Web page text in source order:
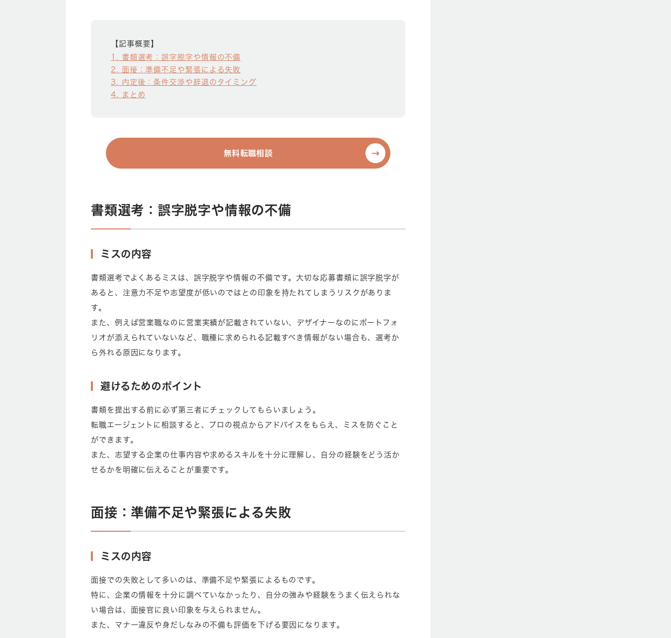
【記事概要】
書類選考：誤字脱字や情報の不備
2
面接：準備不足や緊張による失敗
3
内定後：条件交渉や辞退のタイミング
4
まとめ
無料転職相談
書類選考：誤字脱字や情報の不備
ミスの内容
書類選考でよくあるミスは、誤字脱字や情報の不備です。大切な応募書類に誤字脱字が
あると、注意力不足や志望度が低いのではとの印象を持たれてしまうリスクがありま
す。
また、例えば営業職なのに営業実績が記載されていない、デザイナーなのにポートフォ
リオが添えられていないなど、職種に求められる記載すべき情報がない場合も、選考か
ら外れる原因になります。
避けるためのポイント
書類を提出する前に必ず第三者にチェックしてもらいましょう。
転職エージェントに相談すると、プロの視点からアドバイスをもらえ、ミスを防ぐこと
ができます。
また、志望する企業の仕事内容や求めるスキルを十分に理解し、自分の経験をどう活か
せるかを明確に伝えることが重要です。
面接：準備不足や緊張による失敗
ミスの内容
面接での失敗として多いのは、準備不足や緊張によるものです。
特に、企業の情報を十分に調べていなかったり、自分の強みや経験をうまく伝えられな
い場合は、面接官に良い印象を与えられません。
また、マナー違反や身だしなみの不備も評価を下げる要因になります。